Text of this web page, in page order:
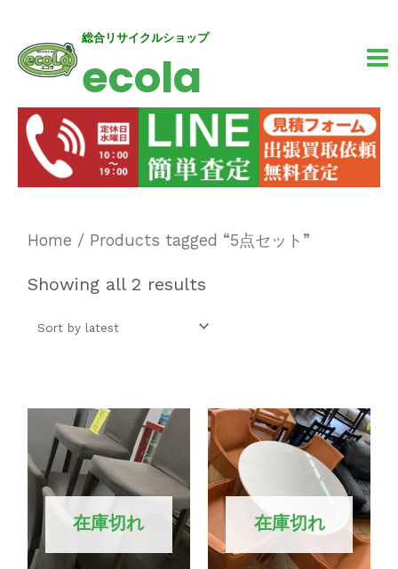
総合リサイクルショップ
ecola
Home / Products tagged “5点セット”
Showing all 2 results
在庫切れ 在庫切れ